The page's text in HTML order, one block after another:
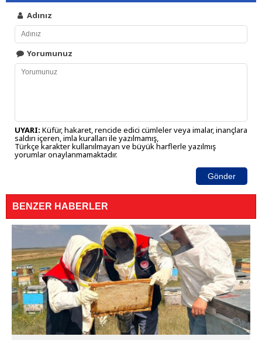
Adınız
Yorumunuz
UYARI: Küfür, hakaret, rencide edici cümleler veya imalar, inançlara
saldırı içeren, imla kuralları ile yazılmamış,
Türkçe karakter kullanılmayan ve büyük harflerle yazılmış
yorumlar onaylanmamaktadır.
Gönder
BENZER HABERLER